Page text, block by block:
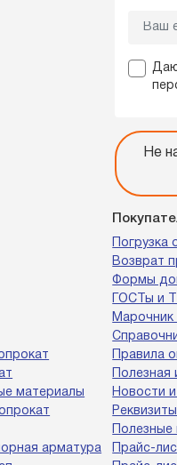
материалы
арматура
Погрузка
Возврат
Формы
ГОСТы и
Марочник
Правила
Полезная
Новости
Реквизиты
Полезные
Прайс-
Даю
Не